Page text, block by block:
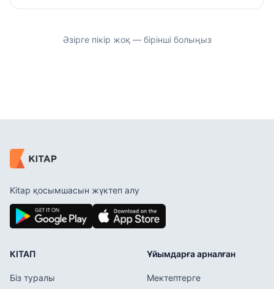
Әзірге пікір жоқ — бірінші болыңыз
Kitap қосымшасын жүктеп алу
КІТАП
Біз туралы
Ұйымдарға арналған
Мектептерге